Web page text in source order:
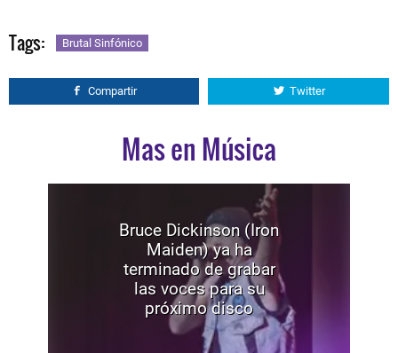
Tags: Brutal Sinfónico
Compartir Twitter
Mas en Música
Bruce Dickinson (Iron
Maiden) ya ha
terminado de grabar
las voces para su
próximo disco